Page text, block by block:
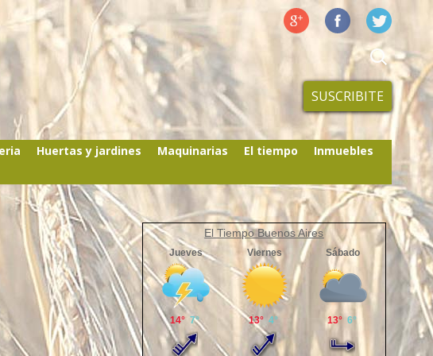
SUSCRIBITE
Huertas y jardines Maquinarias El tiempo
Inmuebles
El Tiempo Buenos Aires